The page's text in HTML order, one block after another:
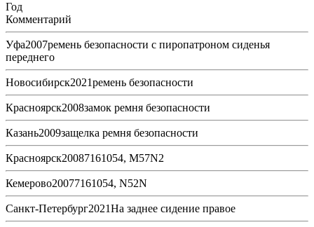
Год
Комментарий
Уфа2007ремень безопасности с пиропатроном сиденья
переднего
Новосибирск2021ремень безопасности
Красноярск2008замок ремня безопасности
Казань2009защелка ремня безопасности
Красноярск20087161054, M57N2
Кемерово20077161054, N52N
Санкт-Петербург2021На заднее сидение правое